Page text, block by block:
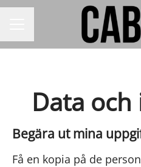
Data
Begära ut mina
Få en kopia på de